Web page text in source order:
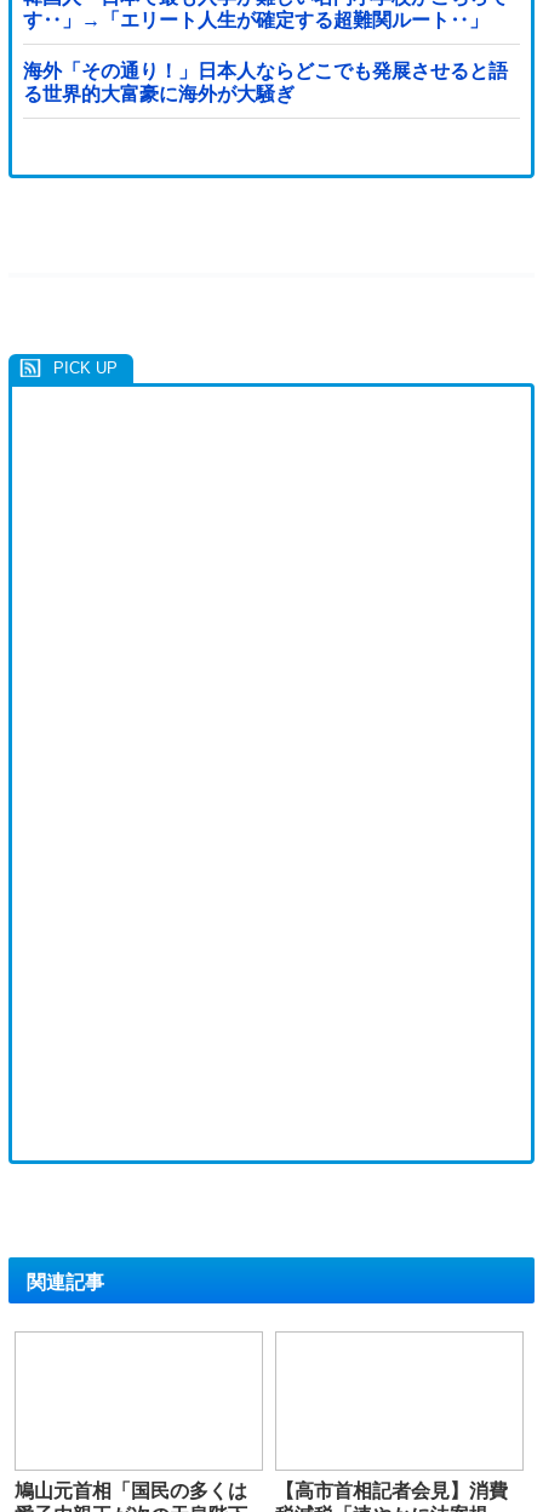
す‥」→「エリート人生が確定する超難関ルート‥」
海外「その通り！」日本人ならどこでも発展させると語
る世界的大富豪に海外が大騒ぎ
関連記事
鳩山元首相「国民の多くは
【高市首相記者会見】消費